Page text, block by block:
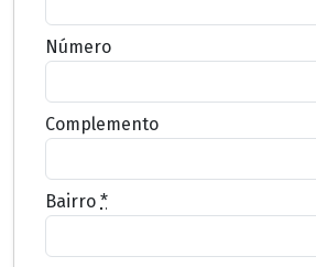
Número
Complemento
Bairro *